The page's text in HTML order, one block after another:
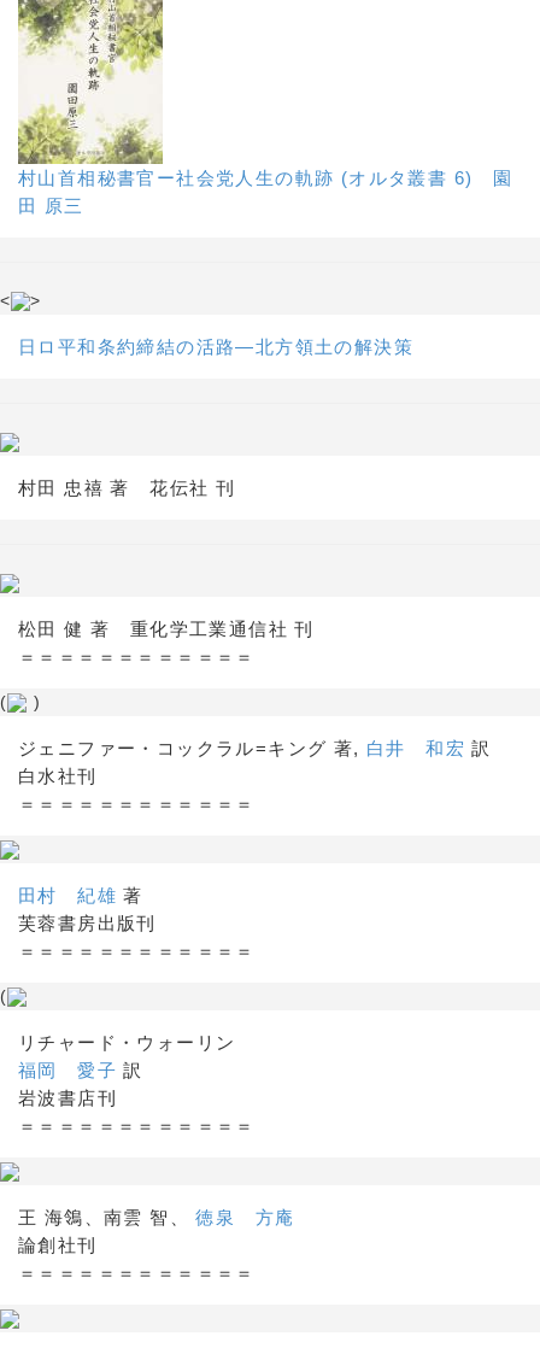
村山首相秘書官ー社会党人生の軌跡 (オルタ叢書 6) 園
田 原三
< >
日ロ平和条約締結の活路―北方領土の解決策
村田 忠禧 著 花伝社 刊
松田 健 著 重化学工業通信社 刊
＝＝＝＝＝＝＝＝＝＝＝＝
( )
ジェニファー・コックラル=キング 著, 白井 和宏 訳
白水社刊
＝＝＝＝＝＝＝＝＝＝＝＝
田村 紀雄 著
芙蓉書房出版刊
＝＝＝＝＝＝＝＝＝＝＝＝
(
リチャード・ウォーリン
福岡 愛子 訳
岩波書店刊
＝＝＝＝＝＝＝＝＝＝＝＝
王 海鴒、南雲 智、徳泉 方庵
論創社刊
＝＝＝＝＝＝＝＝＝＝＝＝